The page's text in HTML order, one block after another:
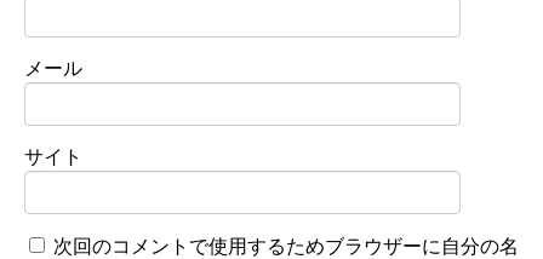
メール
サイト
次回のコメントで使用するためブラウザーに自分の名